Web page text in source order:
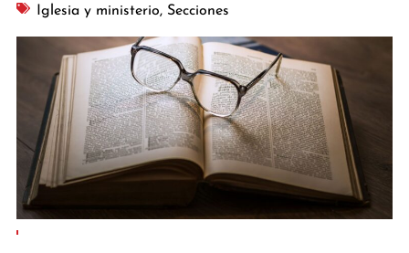
Iglesia y ministerio, Secciones